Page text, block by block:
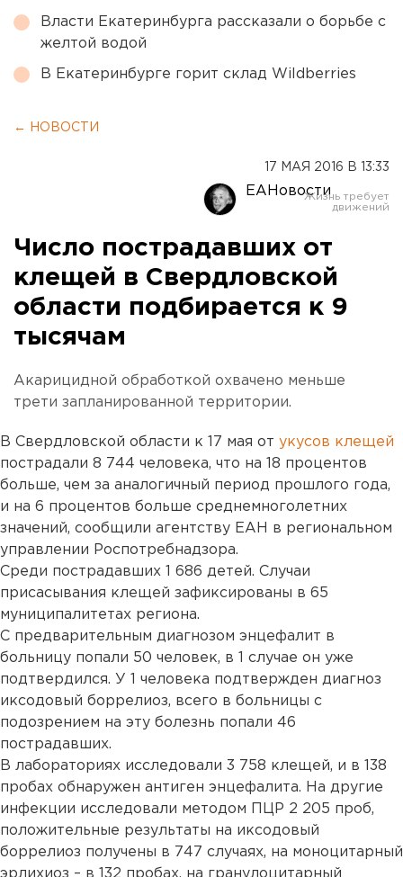
Власти Екатеринбурга рассказали о борьбе с
желтой водой
В Екатеринбурге горит склад Wildberries
← НОВОСТИ
17 МАЯ 2016 В 13:33
ЕАНовости
Число пострадавших от
клещей в Свердловской
области подбирается к 9
тысячам
Акарицидной обработкой охвачено меньше
трети запланированной территории.
В Свердловской области к 17 мая от укусов клещей
пострадали 8 744 человека, что на 18 процентов
больше, чем за аналогичный период прошлого года,
и на 6 процентов больше среднемноголетних
значений, сообщили агентству ЕАН в региональном
управлении Роспотребнадзора.
Среди пострадавших 1 686 детей. Случаи
присасывания клещей зафиксированы в 65
муниципалитетах региона.
С предварительным диагнозом энцефалит в
больницу попали 50 человек, в 1 случае он уже
подтвердился. У 1 человека подтвержден диагноз
иксодовый боррелиоз, всего в больницы с
подозрением на эту болезнь попали 46
пострадавших.
В лабораториях исследовали 3 758 клещей, и в 138
пробах обнаружен антиген энцефалита. На другие
инфекции исследовали методом ПЦР 2 205 проб,
положительные результаты на иксодовый
боррелиоз получены в 747 случаях, на моноцитарный
эрлихиоз – в 132 пробах, на гранулоцитарный